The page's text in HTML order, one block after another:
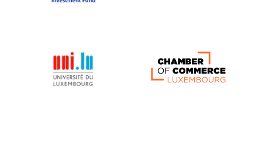
Lars Heikensten
Lucas Papademos
Máire Geoghegan-Quinn